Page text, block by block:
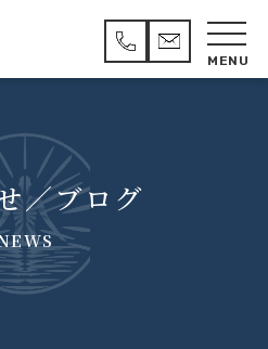
／ブログ